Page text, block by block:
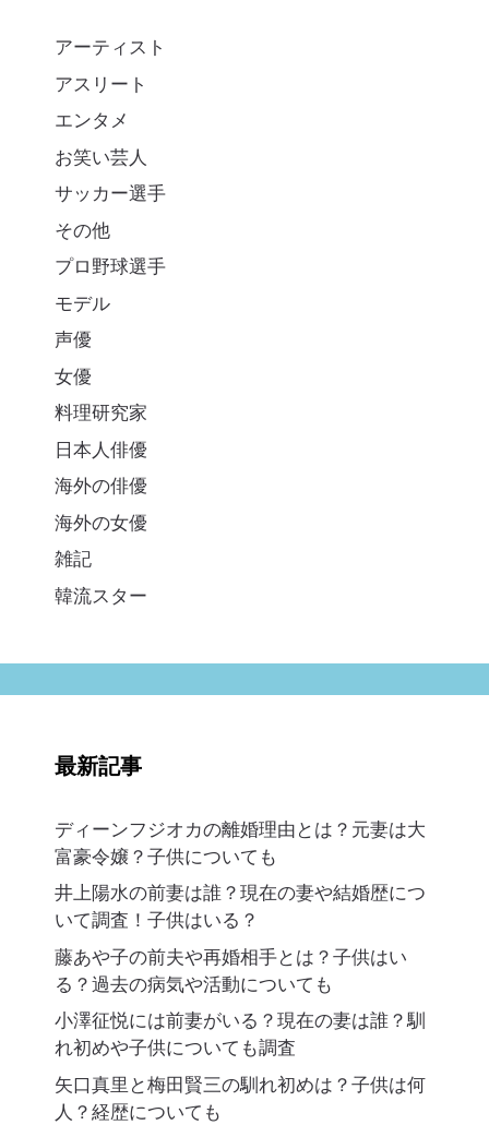
アーティスト
アスリート
エンタメ
お笑い芸人
サッカー選手
その他
プロ野球選手
モデル
声優
女優
料理研究家
日本人俳優
海外の俳優
海外の女優
雑記
韓流スター
最新記事
ディーンフジオカの離婚理由とは？元妻は大
富豪令嬢？子供についても
井上陽水の前妻は誰？現在の妻や結婚歴につ
いて調査！子供はいる？
藤あや子の前夫や再婚相手とは？子供はい
る？過去の病気や活動についても
小澤征悦には前妻がいる？現在の妻は誰？馴
れ初めや子供についても調査
矢口真里と梅田賢三の馴れ初めは？子供は何
人？経歴についても